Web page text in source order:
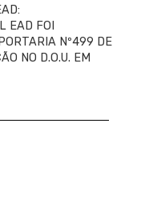
EAD FOI
Nº499 DE
NO D.O.U. EM